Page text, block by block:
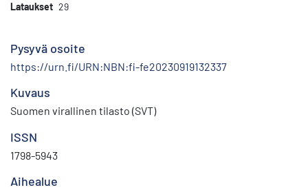
Lataukset 29
Pysyvä osoite
https://urn.fi/URN:NBN:fi-fe20230919132337
Kuvaus
Suomen virallinen tilasto (SVT)
ISSN
1798-5943
Aihealue